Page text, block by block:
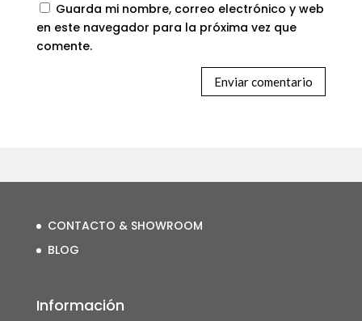
Guarda mi nombre, correo electrónico y web
en este navegador para la próxima vez que
comente.
CONTACTO & SHOWROOM
BLOG
Información